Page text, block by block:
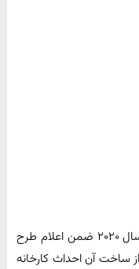
ایران در سال ۲۰۲۰ ضمن اعلام طرح
ساخت آن احداث کارخانه